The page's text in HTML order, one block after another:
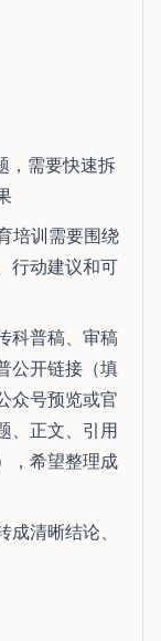
，需要快速拆
培训需要围绕
行动建议和可
科普稿、审稿
公开链接（填
众号预览或官
、正文、引用
，希望整理成
清晰结论、